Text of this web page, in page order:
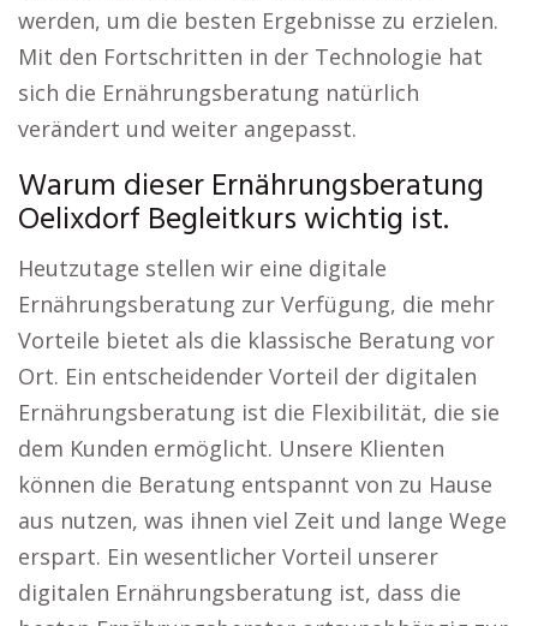
werden, um die besten Ergebnisse zu erzielen.
Mit den Fortschritten in der Technologie hat
sich die Ernährungsberatung natürlich
verändert und weiter angepasst.
Warum dieser Ernährungsberatung
Oelixdorf Begleitkurs wichtig ist.
Heutzutage stellen wir eine digitale
Ernährungsberatung zur Verfügung, die mehr
Vorteile bietet als die klassische Beratung vor
Ort. Ein entscheidender Vorteil der digitalen
Ernährungsberatung ist die Flexibilität, die sie
dem Kunden ermöglicht. Unsere Klienten
können die Beratung entspannt von zu Hause
aus nutzen, was ihnen viel Zeit und lange Wege
erspart. Ein wesentlicher Vorteil unserer
digitalen Ernährungsberatung ist, dass die